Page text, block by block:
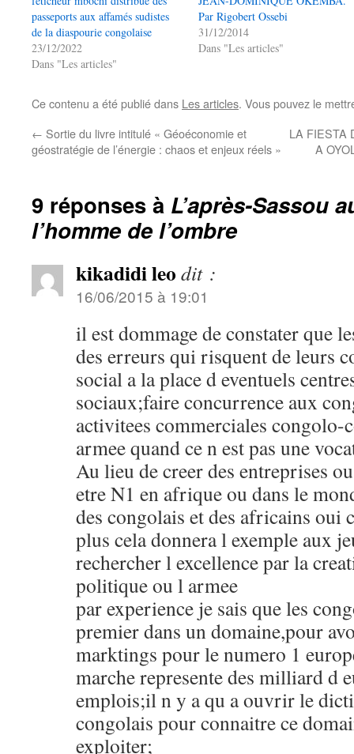
passeports aux affamés sudistes
de la diaspourie congolaise
23/12/2022
Dans "Les articles"
Par Rigobert Ossebi
31/12/2014
Dans "Les articles"
Ce contenu a été publié dans Les articles. Vous pouvez le
← Sortie du livre intitulé « Géoéconomie et
géostratégie de l’énergie : chaos et enjeux réels »
LA FIESTA
A
9 réponses à L’après-Sassou
l’homme de l’ombre
kikadidi leo dit :
16/06/2015 à 19:01
il est dommage de constater que
des erreurs qui risquent de leurs
social a la place d eventuels
sociaux;faire concurrence aux
activitees commerciales congolo-
armee quand ce n est pas une
Au lieu de creer des entreprises
etre N1 en afrique ou dans le
des congolais et des africains oui
plus cela donnera l exemple aux
rechercher l excellence par la
politique ou l armee
par experience je sais que les
premier dans un domaine,pour
marktings pour le numero 1
marche represente des milliard d
emplois;il n y a qu a ouvrir le
congolais pour connaitre ce
exploiter;